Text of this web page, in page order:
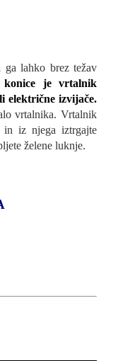
lahko brez težav
konice je vrtalnik
električne izvijače.
vrtalnika. Vrtalnik
in iz njega iztrgajte
želene luknje.